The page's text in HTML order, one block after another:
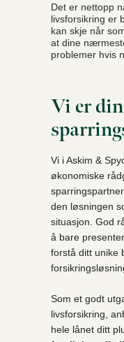
Det er nettopp
livsforsikring er
kan skje når
at dine
problemer hvis
Vi er din
Vi i Askim &
økonomiske
den løsningen
situasjon. God
å bare
forstå ditt unike
Som et godt
livsforsikring,
hele lånet ditt